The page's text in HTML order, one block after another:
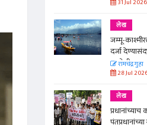
आणि
31 Jul 2026
लेख
जम्मू-
दर्जा
ठरलेली
रामचंद्र गुहा
28 Jul
लेख
प्रधानांच्याच
पंतप्रधानांच्या